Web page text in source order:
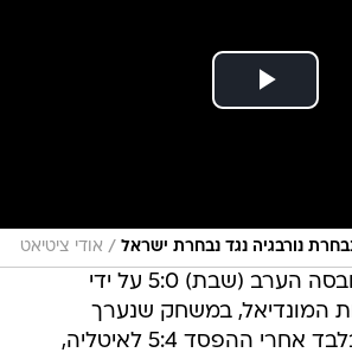
נורבגיה נגד נבחרת ישראל / אודי ציטיאט
נבחרת ישראל הובסה הערב (שבת) 5:0 על ידי
המונדיאל, במשחק שנערך
באוסלו. כחודש בלבד אחרי ההפסד 5:4 לאיטליה,